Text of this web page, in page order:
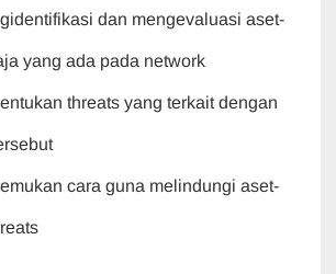
dan mengevaluasi aset-
yang ada pada network
threats yang terkait dengan
cara guna melindungi aset-